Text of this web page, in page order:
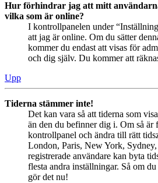
Hur förhindrar jag att mitt
vilka som är online?
I kontrollpanelen under
att jag är online. Om du sätter
kommer du endast att visas för
och dig själv. Du kommer att
Upp
Tiderna stämmer inte!
Det kan vara så att tiderna som
än den du befinner dig i. Om så är
kontrollpanel och ändra till rätt
London, Paris, New York, Sydney,
registrerade användare kan byta
flesta andra inställningar. Så om
gör det nu!